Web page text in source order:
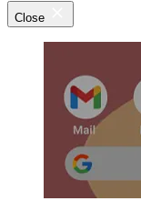
Close